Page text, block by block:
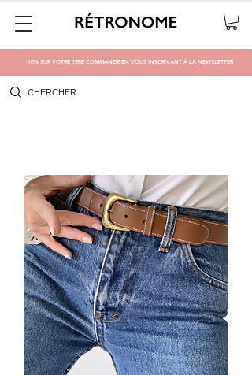
-10% SUR VOTRE 1ÈRE COMMANDE EN VOUS INSCRIVANT À LA NEWSLETTER